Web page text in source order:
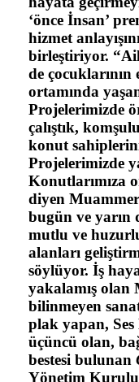
‘önce İnsan’
hizmet
birleştiriyor. “
de
ortamında
Projelerimizde
çalıştık,
konut
Projelerimizde
Konutlarımıza
diyen
bugün ve yarın
mutlu ve
alanları
söylüyor. İş
yakalamış olan
bilinmeyen
plak yapan, Ses
üçüncü olan,
bestesi bulunan
Yönetim Kurulu